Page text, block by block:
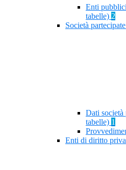
Enti
tabelle) 2
Società partecipate
Dati società
tabelle) 1
Enti di diritto